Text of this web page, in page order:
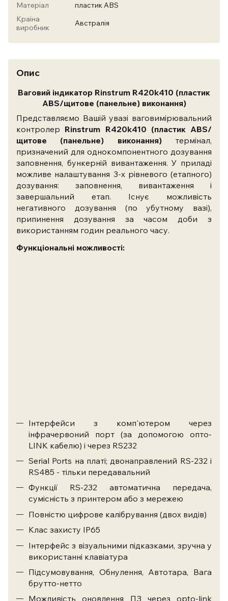
Матеріал
пластик ABS
Країна
виробник
Австралія
Опис
Ваговий індикатор Rinstrum R420k410 (пластик
ABS/щитове (панельне) виконання)
Представляємо Вашій увазі ваговимірювальний
контролер Rinstrum R420k410 (пластик ABS/
щитове (панельне) виконання)термінал,
призначений для однокомпонентного дозування
заповнення, бункерній вивантаження. У приладі
можливе налаштування 3-х рівневого (етапного)
дозування: заповнення, вивантаження і
завершальний етап. Існує можливість
негативного дозування (по убутному вазі),
припинення дозування за часом доби з
використанням годин реального часу.
Функціональні можливості:
Інтерфейси з комп'ютером через
інфрачервоний порт (за допомогою опто-
LINK кабелю) і через RS232
Serial Ports на платі; двонаправлений RS-232 і
RS485 - тільки передавальний
Функції RS-232 автоматична передача,
сумісність з принтером або з мережею
Повністю цифрове калібрування (двох видів)
Клас захисту IP65
Інтерфейс з візуальними підказками, зручна у
використанні клавіатура
Підсумовування, Обнулення, Автотара, Вага
брутто-нетто
Можливість оновлення ПЗ через opto-link